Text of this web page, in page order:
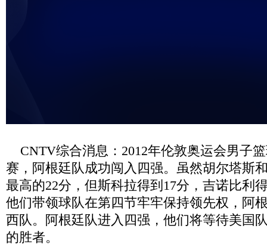
CNTV综合消息：2012年伦敦奥运会男子
赛，阿根廷队成功闯入四强。虽然胡尔塔斯
最高的22分，但斯科拉得到17分，吉诺比利
他们带领球队在第四节牢牢保持领先权，阿
西队。阿根廷队进入四强，他们将等待美国
的胜者。